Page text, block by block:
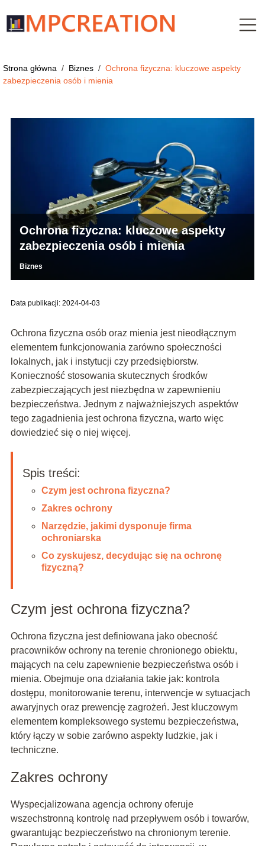
Strona główna / Biznes / Ochrona fizyczna: kluczowe aspekty
zabezpieczenia osób i mienia
Ochrona fizyczna: kluczowe aspekty
zabezpieczenia osób i mienia
Biznes
Data publikacji: 2024-04-03
Ochrona fizyczna osób oraz mienia jest nieodłącznym
elementem funkcjonowania zarówno społeczności
lokalnych, jak i instytucji czy przedsiębiorstw.
Konieczność stosowania skutecznych środków
zabezpieczających jest niezbędna w zapewnieniu
bezpieczeństwa. Jednym z najważniejszych aspektów
tego zagadnienia jest ochrona fizyczna, warto więc
dowiedzieć się o niej więcej.
Spis treści:
Czym jest ochrona fizyczna?
Zakres ochrony
Narzędzie, jakimi dysponuje firma
ochroniarska
Co zyskujesz, decydując się na ochronę
fizyczną?
Czym jest ochrona fizyczna?
Ochrona fizyczna jest definiowana jako obecność
pracowników ochrony na terenie chronionego obiektu,
mających na celu zapewnienie bezpieczeństwa osób i
mienia. Obejmuje ona działania takie jak: kontrola
dostępu, monitorowanie terenu, interwencje w sytuacjach
awaryjnych oraz prewencję zagrożeń. Jest kluczowym
elementem kompleksowego systemu bezpieczeństwa,
który łączy w sobie zarówno aspekty ludzkie, jak i
techniczne.
Zakres ochrony
Wyspecjalizowana agencja ochrony oferuje
wszechstronną kontrolę nad przepływem osób i towarów,
gwarantując bezpieczeństwo na chronionym terenie.